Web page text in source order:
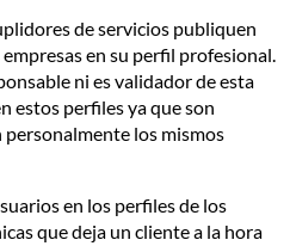
de servicios publiquen
en su perfil profesional.
ni es validador de esta
estos perfiles ya que son
los mismos
en los perfiles de los
que deja un cliente a la hora